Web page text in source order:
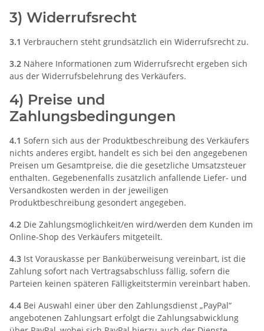
3) Widerrufsrecht
3.1 Verbrauchern steht grundsätzlich ein Widerrufsrecht zu.
3.2 Nähere Informationen zum Widerrufsrecht ergeben sich
aus der Widerrufsbelehrung des Verkäufers.
4) Preise und
Zahlungsbedingungen
4.1 Sofern sich aus der Produktbeschreibung des Verkäufers
nichts anderes ergibt, handelt es sich bei den angegebenen
Preisen um Gesamtpreise, die die gesetzliche Umsatzsteuer
enthalten. Gegebenenfalls zusätzlich anfallende Liefer- und
Versandkosten werden in der jeweiligen
Produktbeschreibung gesondert angegeben.
4.2 Die Zahlungsmöglichkeit/en wird/werden dem Kunden im
Online-Shop des Verkäufers mitgeteilt.
4.3 Ist Vorauskasse per Banküberweisung vereinbart, ist die
Zahlung sofort nach Vertragsabschluss fällig, sofern die
Parteien keinen späteren Fälligkeitstermin vereinbart haben.
4.4 Bei Auswahl einer über den Zahlungsdienst „PayPal“
angebotenen Zahlungsart erfolgt die Zahlungsabwicklung